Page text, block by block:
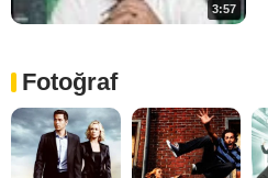
3:57
Fotoğraf